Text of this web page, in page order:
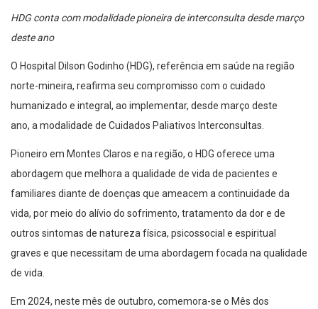
HDG conta com modalidade pioneira de interconsulta desde março
deste ano
O Hospital Dilson Godinho (HDG), referência em saúde na região
norte-mineira, reafirma seu compromisso com o cuidado
humanizado e integral, ao implementar, desde março deste
ano, a modalidade de Cuidados Paliativos Interconsultas.
Pioneiro em Montes Claros e na região, o HDG oferece uma
abordagem que melhora a qualidade de vida de pacientes e
familiares diante de doenças que ameacem a continuidade da
vida, por meio do alívio do sofrimento, tratamento da dor e de
outros sintomas de natureza física, psicossocial e espiritual
graves e que necessitam de uma abordagem focada na qualidade
de vida.
Em 2024, neste mês de outubro, comemora-se o Mês dos